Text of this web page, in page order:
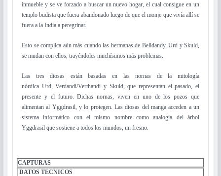
inmueble y se ve forzado a buscar un nuevo hogar, el cual consigue en un
templo budista que fuera abandonado luego de que el monje que vivía allí se
fuera a la India a peregrinar.
Esto se complica aún más cuando las hermanas de Belldandy, Urd y Skuld,
se mudan con ellos, trayéndoles muchísimos más problemas.
Las tres diosas están basadas en las nornas de la mitología
nórdica Urd, Verdandi/Verthandi y Skuld, que representan el pasado, el
presente y el futuro. Dichas nornas, viven en uno de los pozos que
alimentan al Yggdrasil, y lo protegen. Las diosas del manga acceden a un
sistema informático con el mismo nombre como analogía del árbol
Yggdrasil que sostiene a todos los mundos, un fresno.
CAPTURAS
DATOS TECNICOS